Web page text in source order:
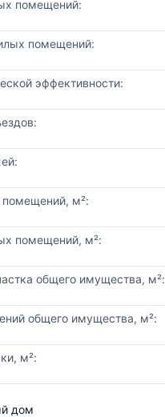
помещений:
помещений:
эффективности:
м²:
помещений, м²:
общего имущества, м²:
общего имущества, м²:
м²:
дом